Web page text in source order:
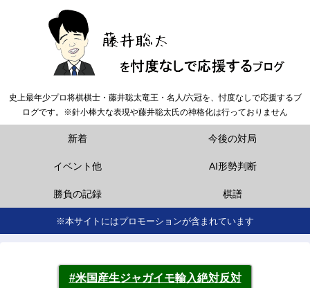
史上最年少プロ将棋棋士・藤井聡太竜王・名人/六冠を、忖度なしで応援するブ
ログです。※針小棒大な表現や藤井聡太氏の神格化は行っておりません
新着 今後の対局
イベント他 AI形勢判断
勝負の記録 棋譜
※本サイトにはプロモーションが含まれています
#米国産生ジャガイモ輸入絶対反対